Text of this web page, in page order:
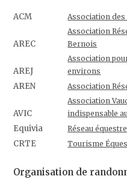
ACM Association
AREC
Association
Bernois
AREJ
Association
environs
AREN Association
AVIC
Association
indispensable
Equivia Réseau
CRTE Tourisme
Organisation de